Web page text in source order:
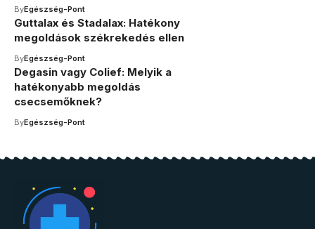
ByEgészség-Pont
Guttalax és Stadalax: Hatékony
megoldások székrekedés ellen
ByEgészség-Pont
Degasin vagy Colief: Melyik a
hatékonyabb megoldás
csecsemőknek?
ByEgészség-Pont